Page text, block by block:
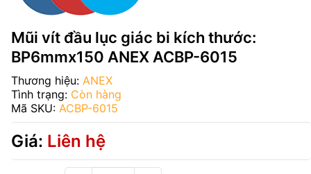
Mũi vít đầu lục giác bi kích thước:
BP6mmx150 ANEX ACBP-6015
Thương hiệu: ANEX
Tình trạng: Còn hàng
Mã SKU: ACBP-6015
Giá: Liên hệ